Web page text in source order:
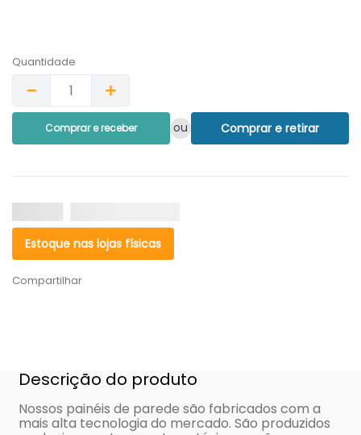
Quantidade
＋
－
Comprar e receber ou Comprar e retirar
Estoque nas lojas físicas
Compartilhar
Descrição do produto
Nossos painéis de parede são fabricados com a
mais alta tecnologia do mercado. São produzidos